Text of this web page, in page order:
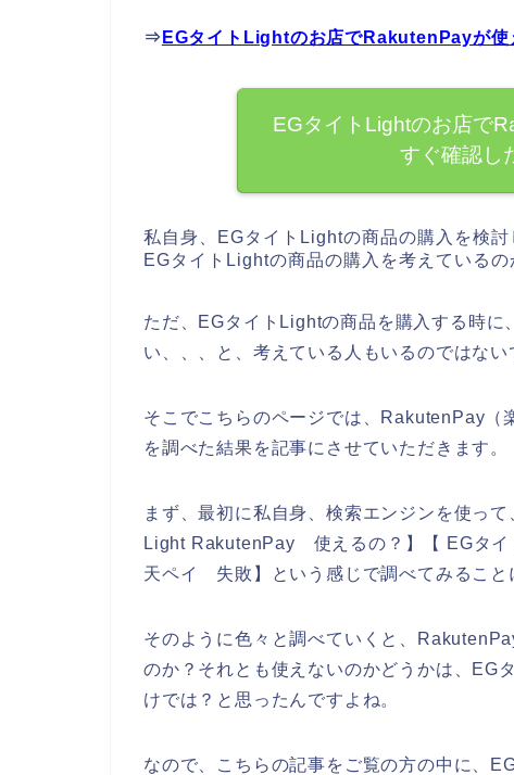
⇒ EGタイトLightのお店でRakutenPayが使
EGタイトLightのお店で
すぐ確認し
私自身、EGタイトLightの商品の購入を検
EGタイトLightの商品の購入を考えているの
ただ、EGタイトLightの商品を購入する時
い、、、と、考えている人もいるのではない
そこでこちらのページでは、RakutenPay（
を調べた結果を記事にさせていただきます。
まず、最初に私自身、検索エンジンを使っ
Light RakutenPay 使えるの？】【 EGタ
天ペイ 失敗】という感じで調べてみること
そのように色々と調べていくと、
のか？それとも使えないのかどうかは、EG
けでは？と思ったんですよね。
なので、こちらの記事をご覧の方の中に、